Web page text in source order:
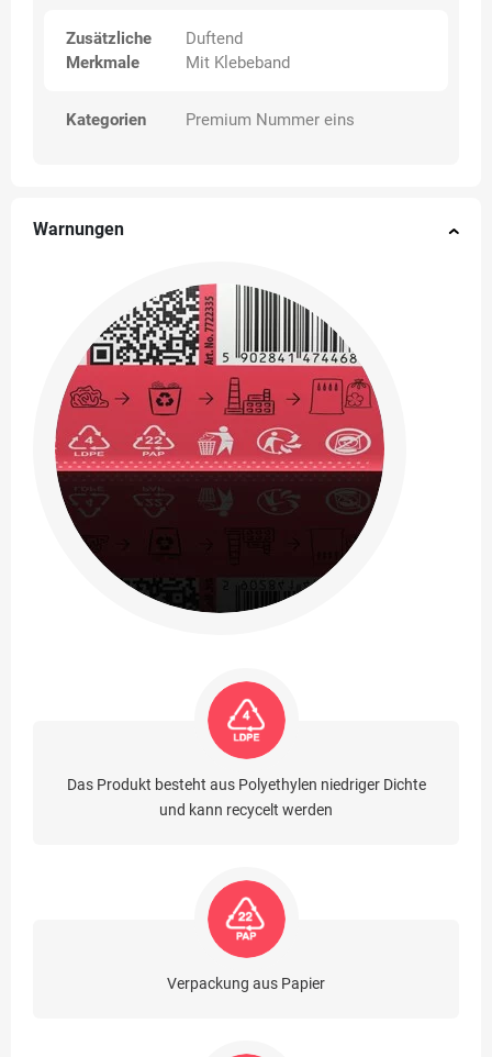
Zusätzliche
Merkmale
Duftend
Mit Klebeband
Kategorien Premium Nummer eins
Warnungen
Das Produkt besteht aus Polyethylen niedriger Dichte
und kann recycelt werden
Verpackung aus Papier